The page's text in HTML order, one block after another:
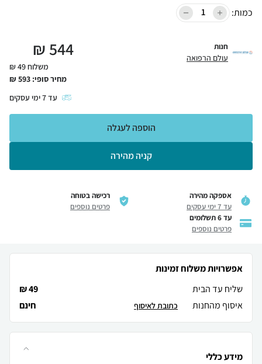
כמות:
חנות
עולם הרפואה 544
₪
משלוח 49 ₪
מחיר סופי: 593
₪
עד7ימי עסקים
קניה מהירה
הוספה לעגלה
אספקה מהירה
עד 7 ימי עסקים
רכישה בטוחה
פרטים נוספים
עד 6 תשלומים
פרטים נוספים
אפשרויות משלוח זמינות
שליח עד הבית
49 ₪
איסוף מהחנות
חינם כתובת לאיסוף
מידע כללי